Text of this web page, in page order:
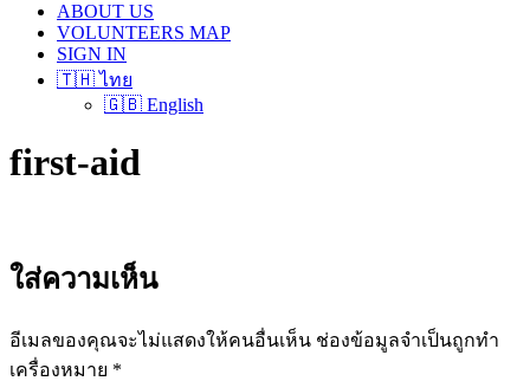
ABOUT US
VOLUNTEERS MAP
SIGN IN
🇹🇭 ไทย
🇬🇧 English
first-aid
ใส่ความเห็น
อีเมลของคุณจะไม่แสดงให้คนอื่นเห็น ช่องข้อมูลจำเป็นถูกทำ
เครื่องหมาย *